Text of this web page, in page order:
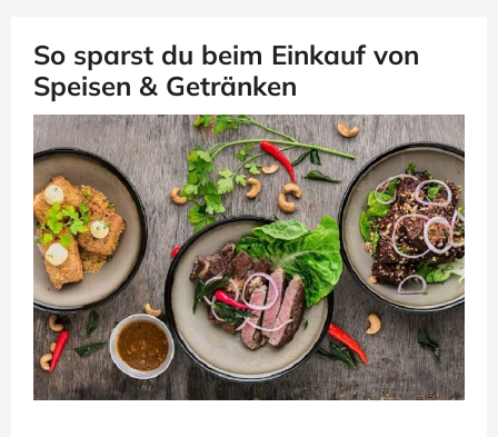
So sparst du beim Einkauf von
Speisen & Getränken